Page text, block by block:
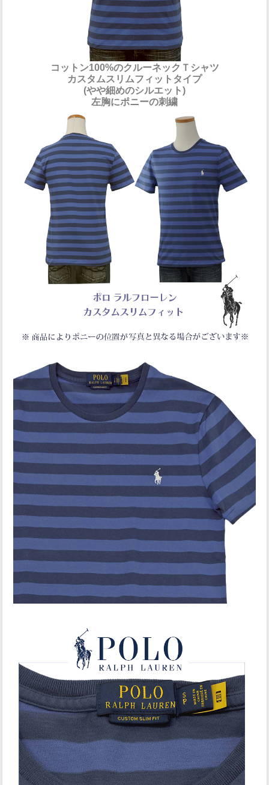
コットン100%のクルーネックＴシャツ
カスタムスリムフィットタイプ
(やや細めのシルエット)
左胸にポニーの刺繍